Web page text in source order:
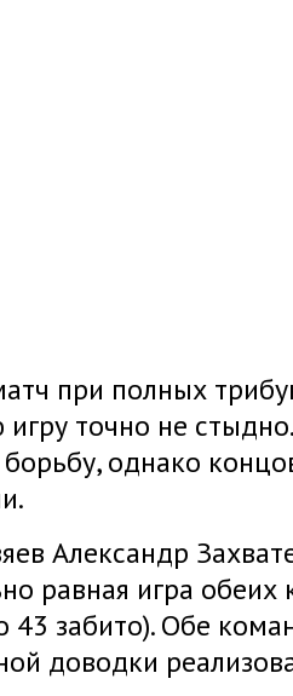
при полных
игру точно не
однако
Александр
равная игра
43 забито). Обе
доводки